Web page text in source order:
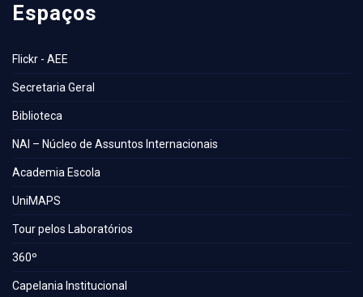
Espaços
Flickr - AEE
Secretaria Geral
Biblioteca
NAI – Núcleo de Assuntos Internacionais
Academia Escola
UniMAPS
Tour pelos Laboratórios
360º
Capelania Institucional